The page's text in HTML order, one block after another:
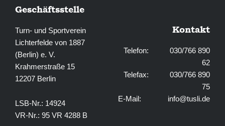
Geschäftsstelle
Turn- und Sportverein
Lichterfelde von 1887
(Berlin) e. V.
Krahmerstraße 15
12207 Berlin
LSB-Nr.: 14924
VR-Nr.: 95 VR 4288 B
Kontakt
Telefon: 030/766 890
62
Telefax: 030/766 890
75
E-Mail: info@tusli.de